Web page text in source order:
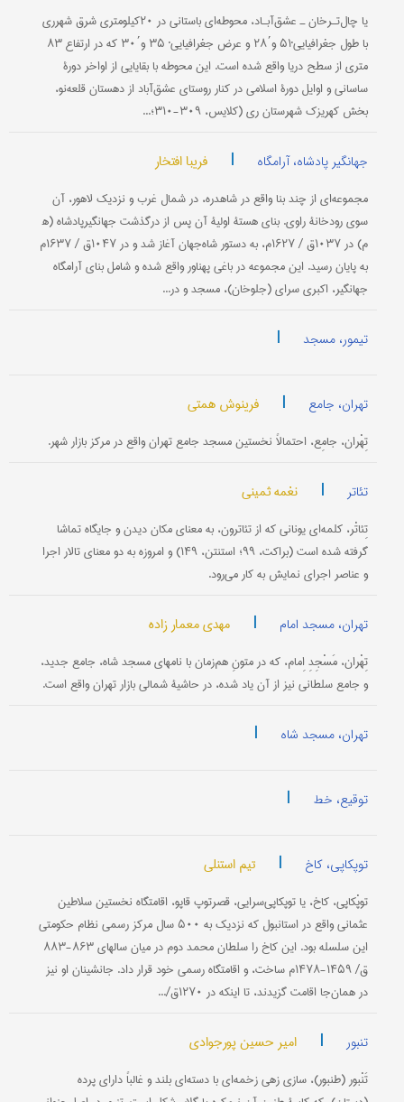
یا چال‌تـرخان ـ عشق‌آبـاد، محوطه‌ای باستانی در ۲۰کیلومتری شرق شهرری
با طول جغرافیایی˚۵۱ و‌΄۲۸ و عرض جغرافیایی˚ ۳۵ و‌΄۳۰ که در ارتفاع ۸۳
متری از سطح دریا واقع شده است. این محوطه با بقایایی از اواخر دورۀ
ساسانی و اوایل دورۀ اسلامی در کنار روستای عشق‌آباد از دهستان قلعه‌نو،
بخش کهریزک شهرستان ری (کلایس، ۳۰۹-۳۱۰؛...
جهانگیر پادشاه، آرامگاه | فریبا افتخار
مجموعه‌ای از چند بنا واقع در شاهدره، در شمال غرب و نزدیک لاهور، آن
سوی رودخانۀ راوی. بنای هستۀ اولیۀ آن پس از درگذشت جهانگیرپادشاه (ه‍
م) در ۱۰۳۷ق / ۱۶۲۷م، به دستور شاه‌جهان آغاز شد و در ۱۰۴۷ق / ۱۶۳۷م
به پایان رسید. این مجموعه در باغی پهناور واقع شده و شامل بنای آرامگاه
جهانگیر، اکبری سرای (جلوخان)، مسجد و در...
تیمور، مسجد |
تهران، جامع | فرینوش همتی
تِهْران، جامِع، احتمالاً نخستین مسجد جامع تهران واقع در مرکز بازار شهر.
تئاتر | نغمه ثمینی
تِئاتْر، کلمه‌‌ای یونانی که از تئاترون، به معنای مکان دیدن و جایگاه تماشا
گرفته شده است (براکت، ۹۹؛ استنتن، ۱۴۹) و امروزه به دو معنای تالار اجرا
و عناصر اجرای نمایش به کار می‌رود.
تهران، مسجد امام | مهدی معمار زاده
تِهْران، مَسْجِدِ اِمام، که در متونِ هم‌زمان با نامهای مسجد شاه، جامع جدید،
و جامع سلطانی نیز از آن یاد شده، در حاشیۀ شمالی بازار تهران واقع است.
تهران، مسجد شاه |
توقیع، خط |
توپکاپی، کاخ | تیم استنلی
توپْکاپی، کاخ، یا توپکاپی‌سرایی، قصرتوپ قاپو، اقامتگاه نخستین سلاطین
عثمانی واقع در استانبول که نزدیک به ۵۰۰‌ سال ‌مرکز رسمی نظام حکومتی
این سلسله بود. این کاخ را سلطان محمد دوم در میان سالهای ۸۶۳-۸۸۳
ق/ ۱۴۵۹-۱۴۷۸م ساخت، و اقامتگاه رسمی خود قرار داد. جانشینان او نیز
در همان‌جا اقامت گزیدند، تا اینکه در ۱۲۷۰ق/...
تنبور | امیر حسین پورجوادی
تَنْبور (طنبور)، سازی زهی زخمه‌ای با دسته‌ای بلند و غالباً دارای پرده